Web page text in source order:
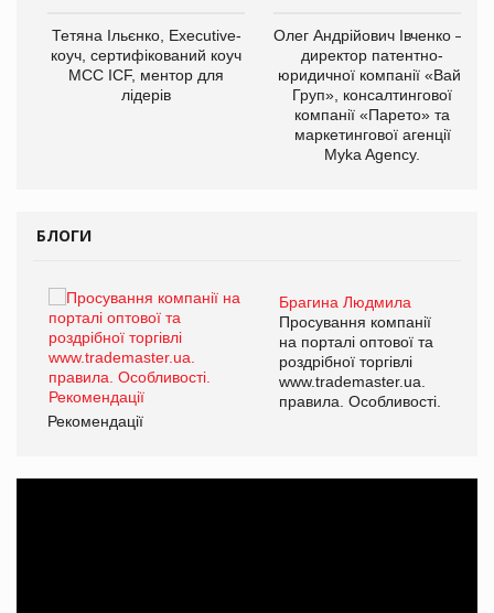
Тетяна Ільєнко, Executive-
коуч, сертифікований коуч
МСС ICF, ментор для
лідерів
Олег Андрійович Івченко —
директор патентно-
юридичної компанії «Вайз
Груп», консалтингової
компанії «Парето» та
маркетингової агенції
Myka Agency.
БЛОГИ
Брагина Людмила
Просування компанії
на порталі оптової та
роздрібної торгівлі
www.trademaster.ua.
правила. Особливості.
Рекомендації